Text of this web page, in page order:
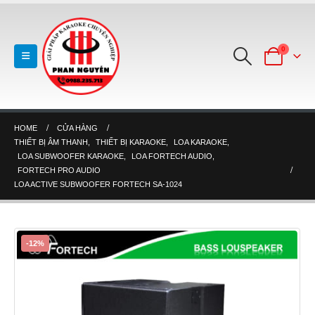
0
HOME
CỬA HÀNG
THIẾT BỊ ÂM THANH
THIẾT BỊ KARAOKE LOA KARAOKE
LOA SUBWOOFER KARAOKE
LOA FORTECH AUDIO
FORTECH PRO AUDIO
LOA ACTIVE SUBWOOFER FORTECH SA-1024
-12%